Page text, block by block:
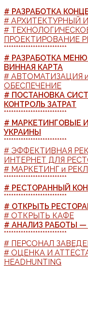
# РАЗРАБОТКА
# АРХИТЕКТУРНЫЙ
#
ПРОЕКТИРОВАНИЕ
**************************
# РАЗРАБОТКА
ВИННАЯ КАРТА
# АВТОМАТИЗАЦИЯ
ОБЕСПЕЧЕНИЕ
# ПОСТАНОВКА
КОНТРОЛЬ ЗАТРАТ
**************************
# МАРКЕТИНГОВЫЕ
УКРАИНЫ
**************************
# ЭФФЕКТИВНАЯ
ИНТЕРНЕТ ДЛЯ
# МАРКЕТИНГ и
**************************
# РЕСТОРАННЫЙ
**************************
# ОТКРЫТЬ
# ОТКРЫТЬ КАФЕ
# АНАЛИЗ РАБОТЫ
**************************
# ПЕРСОНАЛ
# ОЦЕНКА И
HEADHUNTING